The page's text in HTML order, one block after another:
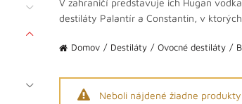
V zahraničí predstavuje ich Hugan
destiláty Palantír a Constantin, v
Domov Destiláty Ovocné destiláty
Neboli nájdené žiadne